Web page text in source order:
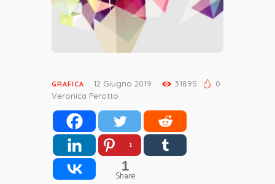
GRAFICA 12 Giugno 2019 31895
0
Veronica Perotto
1
1
Share